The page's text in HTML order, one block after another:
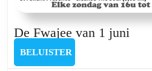
De Fwajee van 1 juni
BELUISTER